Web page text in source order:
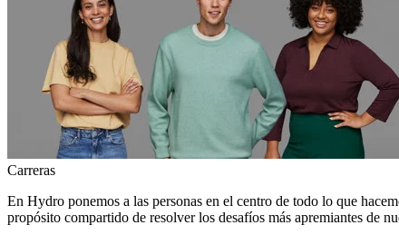
Carreras
En Hydro ponemos a las personas en el centro de todo lo que
propósito compartido de resolver los desafíos más apremiantes de